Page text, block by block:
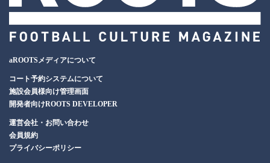
aROOTSメディアについて
コート予約システムについて
施設会員様向け管理画面
開発者向けROOTS DEVELOPER
運営会社・お問い合わせ
会員規約
プライバシーポリシー